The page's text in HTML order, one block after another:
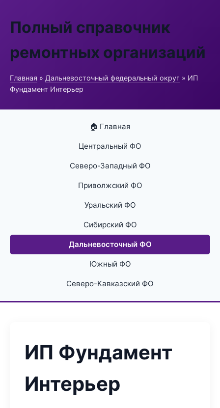
Полный справочник
ремонтных организаций
Главная » Дальневосточный федеральный округ » ИП
Фундамент Интерьер
🏠 Главная
Центральный ФО
Северо-Западный ФО
Приволжский ФО
Уральский ФО
Сибирский ФО
Дальневосточный ФО
Южный ФО
Северо-Кавказский ФО
ИП Фундамент
Интерьер